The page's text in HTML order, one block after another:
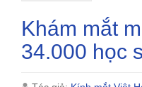
Khám mắt
34.000 học